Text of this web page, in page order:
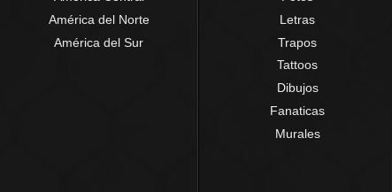
América del Norte
América del Sur
Letras
Trapos
Tattoos
Dibujos
Fanaticas
Murales